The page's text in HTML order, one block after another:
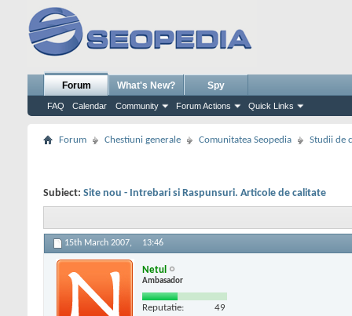
Forum
FAQ Calendar Community Forum Actions Quick Links
What's New? Spy
Forum Chestiuni generale Comunitatea Seopedia Studii de
Subiect: Site nou - Intrebari si Raspunsuri. Articole de calitate
15th March 2007, 13:46
Netul
Ambasador
Reputatie: 49